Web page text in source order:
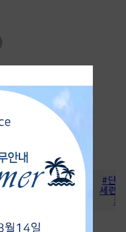
#전설의연필 #단
세련
카